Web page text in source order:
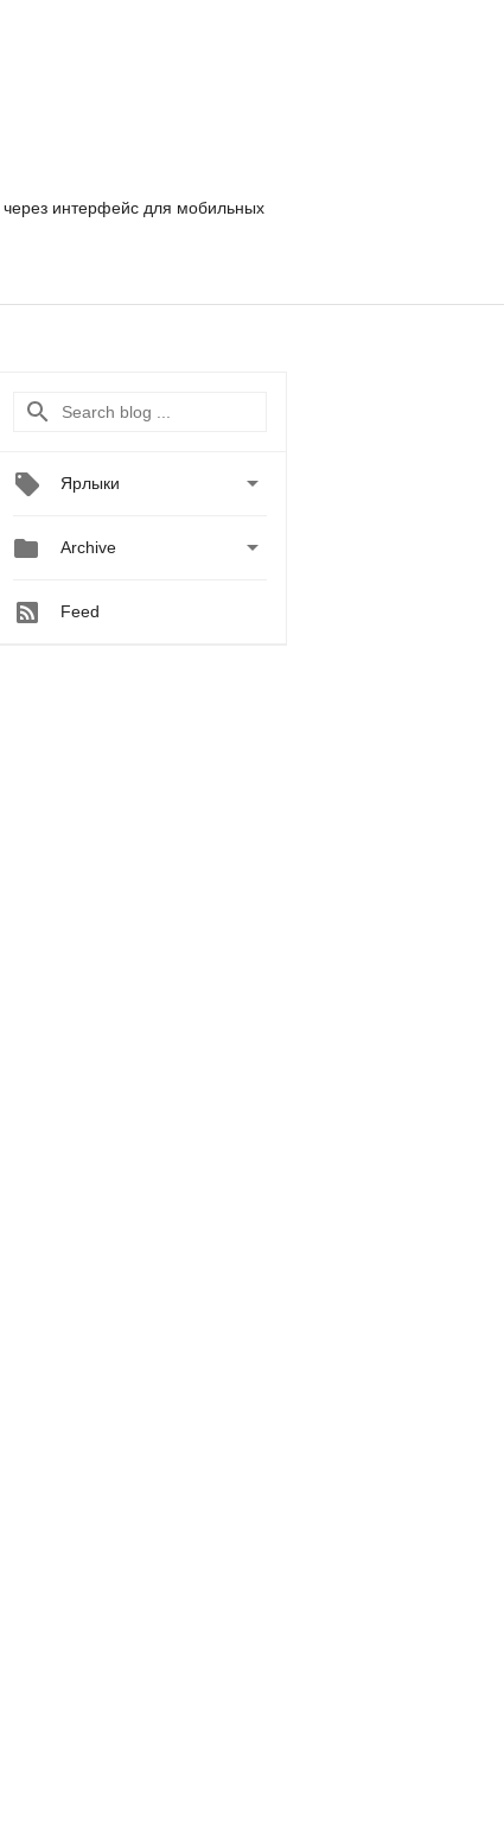
через интерфейс для мобильных
Ярлыки 
 Archive 
Feed